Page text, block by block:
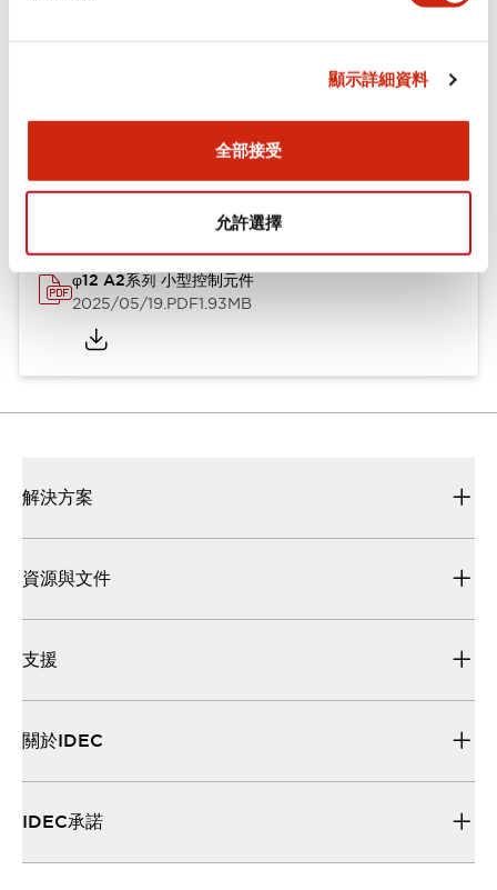
顯示詳細資料
全部接受
允許選擇
型錄和宣傳手冊 CAD檔 認證與標準 技術文件
φ12 A2系列 小型控制元件
2025/05/19.PDF1.93MB
解決方案
資源與文件
支援
關於IDEC
IDEC承諾